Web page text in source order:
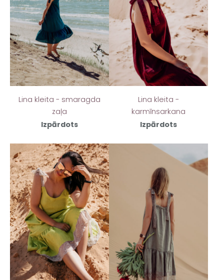
Lina kleita - smaragda
zaļa
Izpārdots
Lina kleita -
karmīnsarkana
Izpārdots